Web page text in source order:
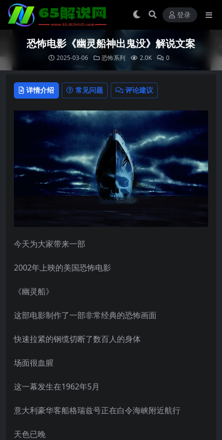
登录
恐怖电影《幽灵船神出鬼没》解说文案
2025-03-06 恐怖系列 2.0K 0
详情介绍 常见问题 评论建议
今天为大家带来一部
2002年上映的美国恐怖电影
《幽灵船》
这部电影制作了一部非常经典的恐怖画面
快速拉紧的钢缆切断了数百人的身体
场面很血腥
这一幕发生在1962年5月
意大利豪华客船格瑞兹号正在白令海峡附近航行
天色已晚